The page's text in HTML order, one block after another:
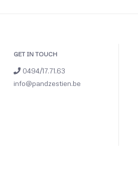
GET IN TOUCH
0494/17.71.63
info@pandzestien.be